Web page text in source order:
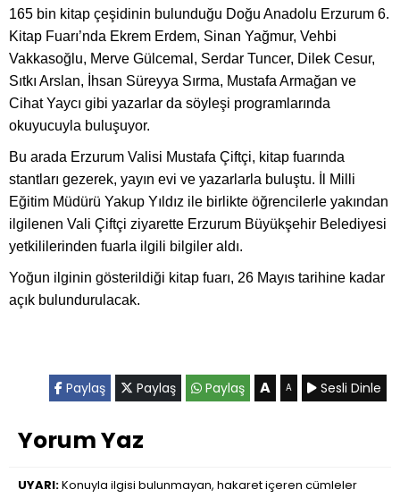
165 bin kitap çeşidinin bulunduğu Doğu Anadolu Erzurum 6.
Kitap Fuarı’nda Ekrem Erdem, Sinan Yağmur, Vehbi
Vakkasoğlu, Merve Gülcemal, Serdar Tuncer, Dilek Cesur,
Sıtkı Arslan, İhsan Süreyya Sırma, Mustafa Armağan ve
Cihat Yaycı gibi yazarlar da söyleşi programlarında
okuyucuyla buluşuyor.
Bu arada Erzurum Valisi Mustafa Çiftçi, kitap fuarında
stantları gezerek, yayın evi ve yazarlarla buluştu. İl Milli
Eğitim Müdürü Yakup Yıldız ile birlikte öğrencilerle yakından
ilgilenen Vali Çiftçi ziyarette Erzurum Büyükşehir Belediyesi
yetkililerinden fuarla ilgili bilgiler aldı.
Yoğun ilginin gösterildiği kitap fuarı, 26 Mayıs tarihine kadar
açık bulundurulacak.
Paylaş Paylaş Paylaş A A Sesli Dinle
Yorum Yaz
UYARI:Konuyla ilgisi bulunmayan, hakaret içeren cümleler